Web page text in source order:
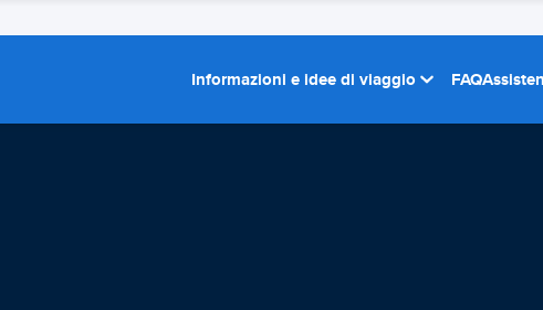
Informazioni e idee di viaggio FAQ